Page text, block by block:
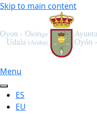
Skip to main content
Menu
ES
EU